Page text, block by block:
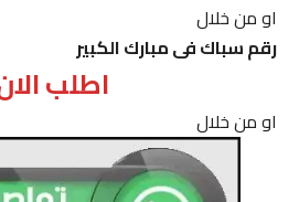
او من خلال
رقم سباك فى مبارك الكبير
اطلب الان
او من خلال